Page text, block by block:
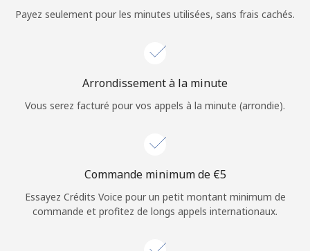
Payez seulement pour les minutes utilisées, sans frais cachés.
Arrondissement à la minute
Vous serez facturé pour vos appels à la minute (arrondie).
Commande minimum de ⁦€5⁩
Essayez Crédits Voice pour un petit montant minimum de
commande et profitez de longs appels internationaux.